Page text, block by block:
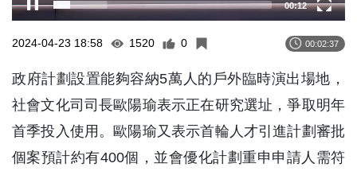
00:13
2024-04-23 18:58 1520 0 00:02:37
政府計劃設置能夠容納5萬人的戶外臨時演出場地，
社會文化司司長歐陽瑜表示正在研究選址，爭取明年
首季投入使用。歐陽瑜又表示首輪人才引進計劃審批
個案預計約有400個，並會優化計劃重申申請人需符